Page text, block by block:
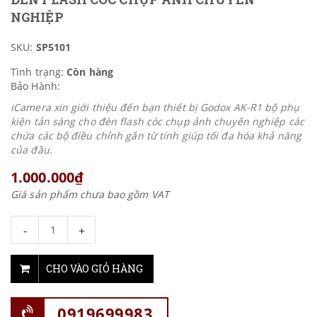
NGHIỆP
SKU: SP5101
Tình trạng: Còn hàng
Bảo Hành:
iCamera xin giới thiệu đến bạn thiết bị Godox AK-R1 bộ phụ
kiện tản sáng cho đèn flash cóc chụp ảnh chuyên nghiệp các
chứa các bộ điều chỉnh gắn từ tính giúp tối đa hóa khả năng
của đầu.
1.000.000₫
Giá sản phẩm chưa bao gồm VAT
- +
CHO VÀO GIỎ HÀNG